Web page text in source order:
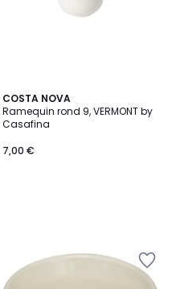
COSTA NOVA
Ramequin rond 9, VERMONT by
Casafina
7,00 €